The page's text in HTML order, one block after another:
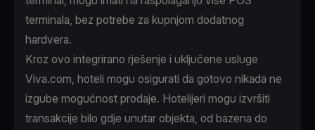
terminala, bez potrebe za kupnjom dodatnog
hardvera.
Kroz ovo integrirano rješenje i uključene usluge
Viva.com, hoteli mogu osigurati da gotovo nikada ne
izgube mogućnost prodaje. Hotelijeri mogu izvršiti
transakcije bilo gdje unutar objekta, od bazena do